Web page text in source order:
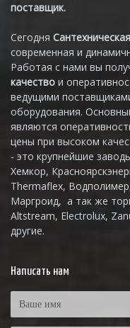
поставщик.
Сегодня
современная и
Работая с нами вы
качество и
ведущими
оборудования.
являются
цены при высоком
- это крупнейшие
Хемкор,
Thermaflex,
Маргроид, а так же
Altstream, Electrolux,
другие.
Написать нам